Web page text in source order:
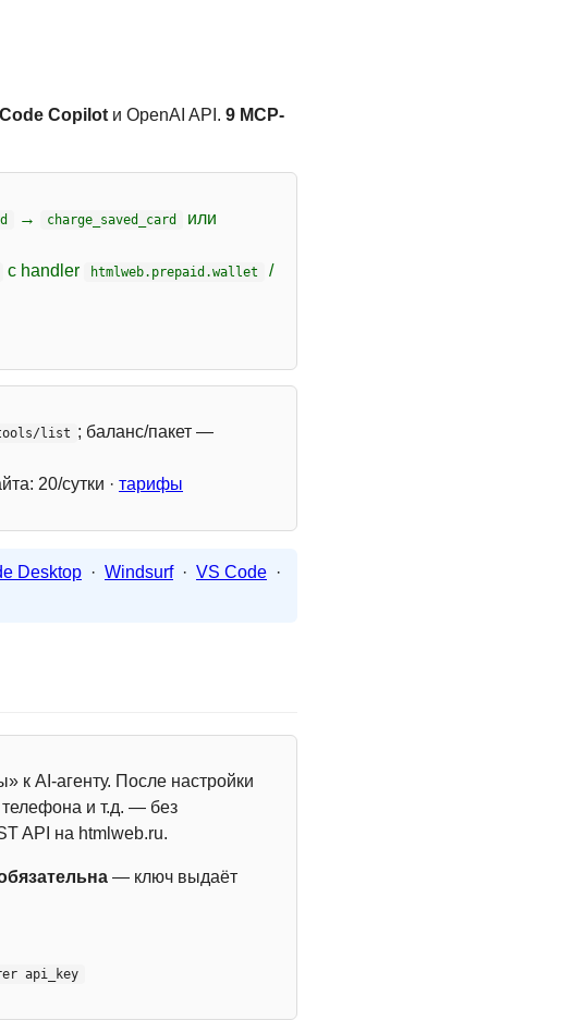
Copilotи OpenAI API. 9 MCP-
→ charge_saved_card
или
с handler htmlweb.prepaid.wallet /
list ; баланс/пакет —
20/сутки · тарифы
Desktop · Windsurf · VS Code ·
к AI-агенту. После настройки
и т.д. — без
API на htmlweb.ru.
— ключ выдаёт
api_key